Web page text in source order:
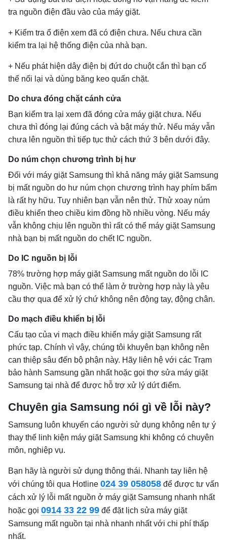
tra nguồn điện đầu vào của máy giặt.
+ Kiểm tra ổ điện xem đã có điện chưa. Nếu chưa cần
kiểm tra lại hệ thống điện của nhà bạn.
+ Nếu phát hiện dây điện bị đứt do chuột cắn thì bạn cố
thể nối lại và dùng băng keo quấn chặt.
Do chưa đóng chặt cánh cửa
Bạn kiểm tra lại xem đã đóng cửa máy giặt chưa. Nếu
chưa thì đóng lại đúng cách và bật máy thử. Nếu máy vẫn
chưa lên nguồn thì tiếp tục thử cách thứ 3 bên dưới đây.
Do núm chọn chương trình bị hư
Đối với máy giặt Samsung thì khả năng máy giặt Samsung
bị mất nguồn do hư núm chọn chương trình hay phím bấm
là rất hy hữu. Tuy nhiên bạn vẫn nên thử. Thử xoay núm
điều khiển theo chiều kim đồng hồ nhiều vòng. Nếu máy
vẫn không chịu lên nguồn thì rất có thể máy giặt Samsung
nhà bạn bị mất nguồn do chết IC nguồn.
Do IC nguồn bị lỗi
78% trường hợp máy giặt Samsung mất nguồn do lỗi IC
nguồn. Việc mà bạn có thể làm ở trường hợp này là yêu
cầu thợ qua để xử lý chứ không nên động tay, động chân.
Do mạch điều khiển bị lỗi
Cấu tạo của vi mạch điều khiển máy giặt Samsung rất
phức tạp. Chính vì vậy, chúng tôi khuyên bạn không nên
can thiệp sâu đến bộ phận này. Hãy liên hệ với các Trạm
bảo hành Samsung gần nhất hoặc gọi thợ sửa máy giặt
Samsung tại nhà để được hỗ trợ xử lý dứt điểm.
Chuyên gia Samsung nói gì về lỗi này?
Samsung luôn khuyến cáo người sử dụng không nên tự ý
thay thế linh kiện máy giặt Samsung khi không có chuyên
môn, nghiệp vụ.
Bạn hãy là người sử dụng thông thái. Nhanh tay liên hệ
với chúng tôi qua Hotline 024 39 058058 để được tư vấn
cách xử lý lỗi mất nguồn ở máy giặt Samsung nhanh nhất
hoặc gọi 0914 33 22 99 để đặt lịch sửa máy giặt
Samsung mất nguồn tại nhà nhanh nhất với chi phí thấp
nhất.